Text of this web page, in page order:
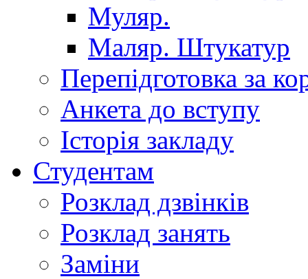
Муляр.
Маляр. Штукатур
Перепідготовка за
Анкета до вступу
Історія закладу
Студентам
Розклад дзвінків
Розклад занять
Заміни